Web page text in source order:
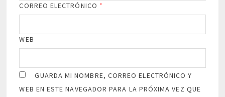
CORREO ELECTRÓNICO *
WEB
GUARDA MI NOMBRE, CORREO ELECTRÓNICO Y
WEB EN ESTE NAVEGADOR PARA LA PRÓXIMA VEZ QUE